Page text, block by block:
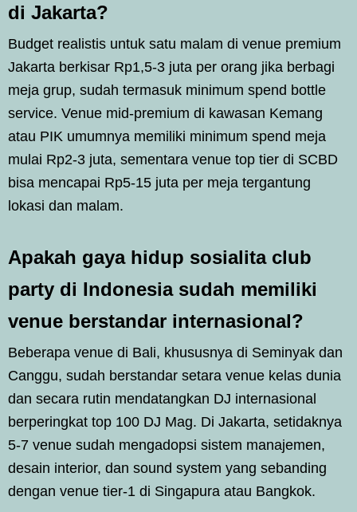
di Jakarta?
Budget realistis untuk satu malam di venue premium
Jakarta berkisar Rp1,5-3 juta per orang jika berbagi
meja grup, sudah termasuk minimum spend bottle
service. Venue mid-premium di kawasan Kemang
atau PIK umumnya memiliki minimum spend meja
mulai Rp2-3 juta, sementara venue top tier di SCBD
bisa mencapai Rp5-15 juta per meja tergantung
lokasi dan malam.
Apakah gaya hidup sosialita club
party di Indonesia sudah memiliki
venue berstandar internasional?
Beberapa venue di Bali, khususnya di Seminyak dan
Canggu, sudah berstandar setara venue kelas dunia
dan secara rutin mendatangkan DJ internasional
berperingkat top 100 DJ Mag. Di Jakarta, setidaknya
5-7 venue sudah mengadopsi sistem manajemen,
desain interior, dan sound system yang sebanding
dengan venue tier-1 di Singapura atau Bangkok.